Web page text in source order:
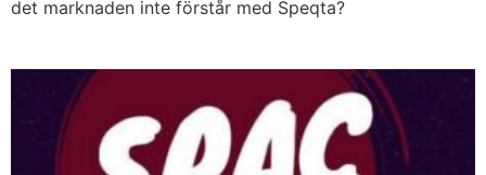
det marknaden inte förstår med Speqta?